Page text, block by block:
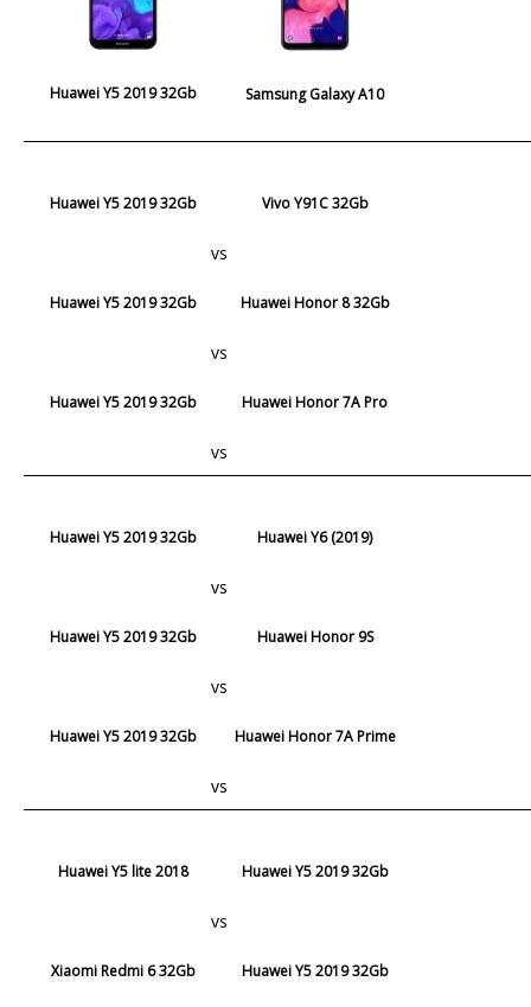
Huawei Y5 2019 32Gb Samsung Galaxy A10
Huawei Y5 2019 32Gb
vs
Vivo Y91C 32Gb
Huawei Y5 2019 32Gb
vs
Huawei Honor 8 32Gb
Huawei Y5 2019 32Gb
vs
Huawei Honor 7A Pro
Huawei Y5 2019 32Gb
vs
Huawei Y6 (2019)
Huawei Y5 2019 32Gb
vs
Huawei Honor 9S
Huawei Y5 2019 32Gb
vs
Huawei Honor 7A Prime
Huawei Y5 lite 2018
vs
Huawei Y5 2019 32Gb
Xiaomi Redmi 6 32Gb Huawei Y5 2019 32Gb